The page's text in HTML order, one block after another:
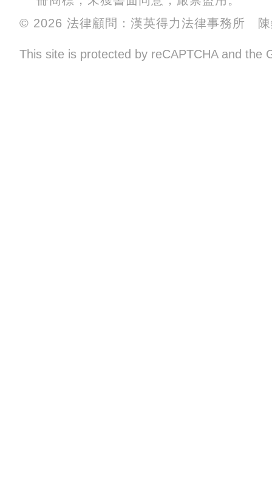
© 2026 法律顧問：漢英得力法律事務所 陳
This site is protected by reCAPTCHA and the